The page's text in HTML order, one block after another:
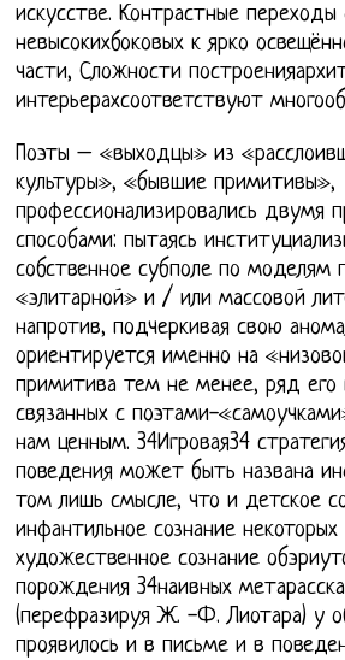
искусстве. Контрастные
невысокихбоковых к ярко
части, Сложности
интерьерахсоответствуют
Поэты – «выходцы» из
культуры», «бывшие примитивы»,
профессионализировались двумя
способами: пытаясь
собственное субполе по моделям
«элитарной» и / или массовой
напротив, подчеркивая свою
ориентируется именно на
примитива тем не менее, ряд его
связанных с поэтами-
нам ценным. 34Игровая34
поведения может быть названа
том лишь смысле, что и детское
инфантильное сознание
художественное сознание
порождения 34наивных
(перефразируя Ж. -Ф. Лиотара) у
проявилось и в письме и в